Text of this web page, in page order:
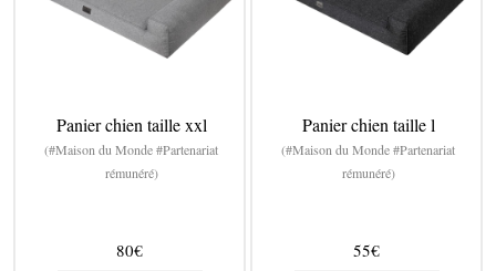
Panier chien taille xxl
(#Maison du Monde #Partenariat
rémunéré)
80€
Panier chien taille l
(#Maison du Monde #Partenariat
rémunéré)
55€